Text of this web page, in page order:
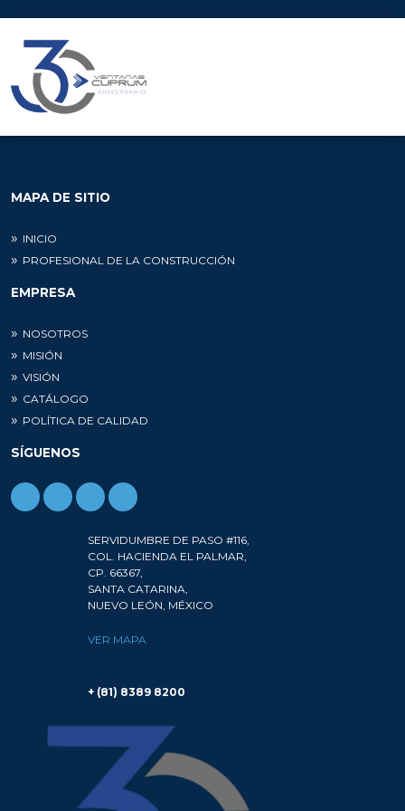
MAPA DE SITIO
INICIO
PROFESIONAL DE LA CONSTRUCCIÓN
EMPRESA
NOSOTROS
MISIÓN
VISIÓN
CATÁLOGO
POLÍTICA DE CALIDAD
SÍGUENOS
SERVIDUMBRE DE PASO #116,
COL. HACIENDA EL PALMAR,
CP. 66367,
SANTA CATARINA,
NUEVO LEÓN, MÉXICO
VER MAPA
+ (81) 8389 8200